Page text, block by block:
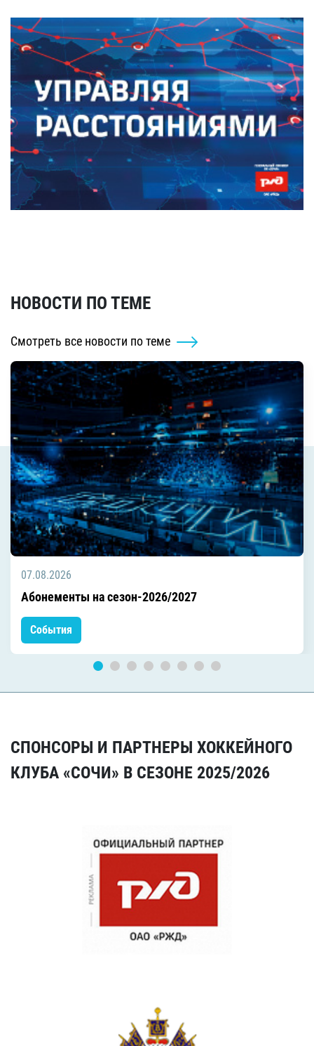
НОВОСТИ ПО ТЕМЕ
Смотреть все новости по теме
07.08.2026
Абонементы на сезон-2026/2027
События
СПОНСОРЫ И ПАРТНЕРЫ ХОККЕЙНОГО
КЛУБА «СОЧИ» В СЕЗОНЕ 2025/2026